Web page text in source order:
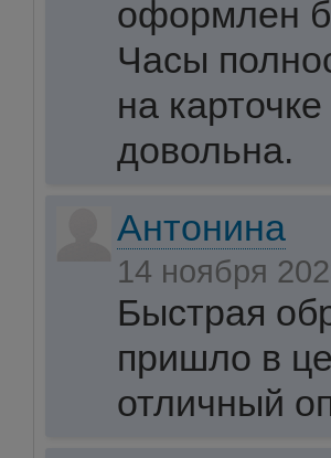
оформлен
Часы
на
довольна.
Антонина
14 ноября
Быстрая
пришло в
отличный